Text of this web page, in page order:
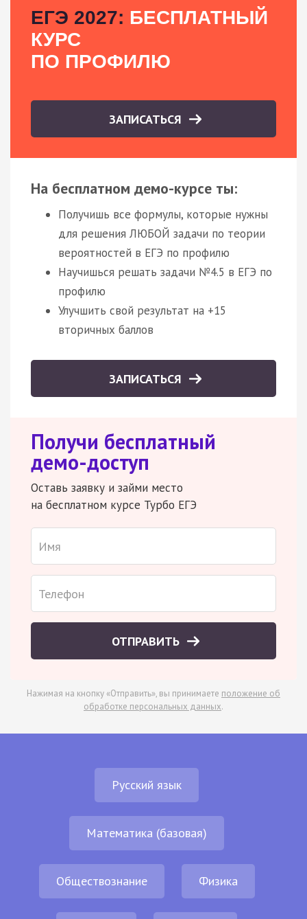
ЕГЭ 2027: БЕСПЛАТНЫЙ
КУРС
ПО ПРОФИЛЮ
ЗАПИСАТЬСЯ
На бесплатном демо-курсе ты:
Получишь все формулы, которые нужны
для решения ЛЮБОЙ задачи по теории
вероятностей в ЕГЭ по профилю
Научишься решать задачи №4.5 в ЕГЭ по
профилю
Улучшить свой результат на +15
вторичных баллов
ЗАПИСАТЬСЯ
Получи бесплатный
демо-доступ
Оставь заявку и займи место
на бесплатном курсе Турбо ЕГЭ
ОТПРАВИТЬ
Нажимая на кнопку «Отправить», вы принимаете положение об
обработке персональных данных.
Русский язык
Математика (базовая)
Обществознание Физика